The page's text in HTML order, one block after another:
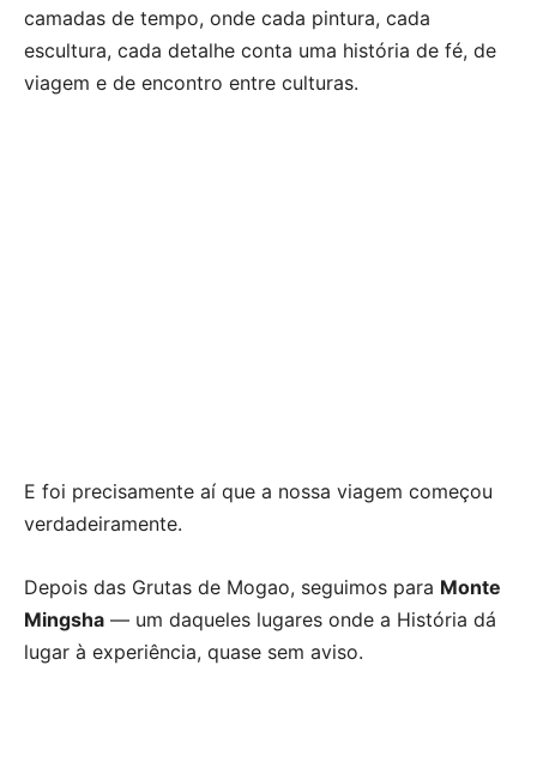
camadas de tempo, onde cada pintura, cada
escultura, cada detalhe conta uma história de fé, de
viagem e de encontro entre culturas.
E foi precisamente aí que a nossa viagem começou
verdadeiramente.
Depois das Grutas de Mogao, seguimos para Monte
Mingsha — um daqueles lugares onde a História dá
lugar à experiência, quase sem aviso.